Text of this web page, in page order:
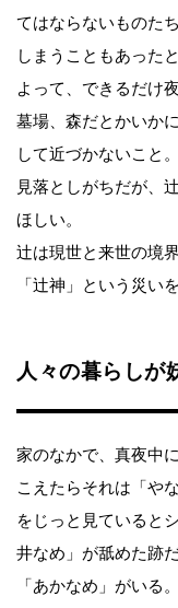
てはならないものた
しまうこともあった
よって、できるだけ
墓場、森だとかいか
して近づかないこと。
見落としがちだが、
ほしい。
辻は現世と来世の境
「辻神」という災い
人々の暮らしが
家のなかで、真夜中
こえたらそれは「や
をじっと見ていると
井なめ」が舐めた跡
「あかなめ」がいる